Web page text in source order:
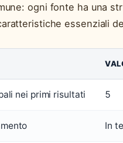
ogni fonte ha una
essenziali
nei primi risultati 5
In